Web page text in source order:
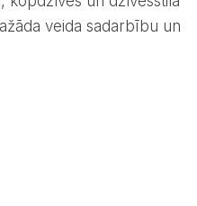
veida sadarbību un